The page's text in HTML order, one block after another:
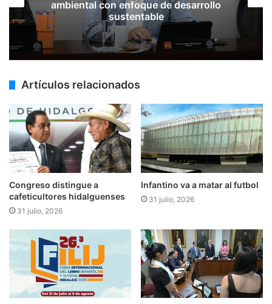
mdp en obra pública para San Bartolo
Artículos relacionados
Congreso distingue a
cafeticultores hidalguenses
31 julio, 2026
Infantino va a matar al futbol
31 julio, 2026